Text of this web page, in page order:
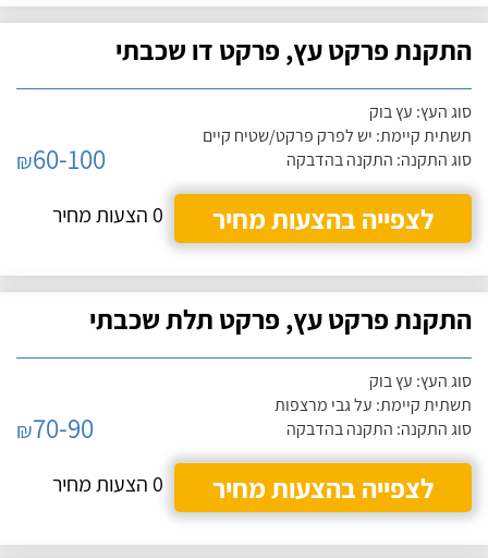
התקנת פרקט עץ, פרקט דו שכבתי
סוג העץ: עץ בוק
תשתית קיימת: יש לפרק פרקט/שטיח קיים
סוג התקנה: התקנה בהדבקה
₪60-100
לצפייה בהצעות מחיר
0 הצעות מחיר
התקנת פרקט עץ, פרקט תלת שכבתי
סוג העץ: עץ בוק
תשתית קיימת: על גבי מרצפות
סוג התקנה: התקנה בהדבקה
₪70-90
לצפייה בהצעות מחיר
0 הצעות מחיר